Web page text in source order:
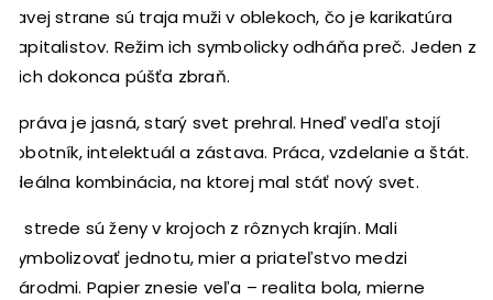
ľavej strane sú traja muži v oblekoch, čo je karikatúra
kapitalistov. Režim ich symbolicky odháňa preč. Jeden z
nich dokonca púšťa zbraň.
Správa je jasná, starý svet prehral. Hneď vedľa stojí
robotník, intelektuál a zástava. Práca, vzdelanie a štát.
Ideálna kombinácia, na ktorej mal stáť nový svet.
V strede sú ženy v krojoch z rôznych krajín. Mali
symbolizovať jednotu, mier a priateľstvo medzi
národmi. Papier znesie veľa – realita bola, mierne